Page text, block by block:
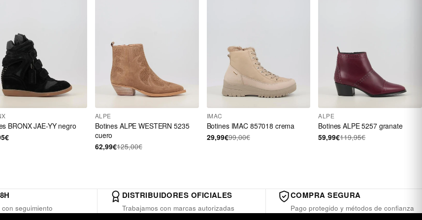
BRONX JAE-YY negro
ALPE
Botines ALPE WESTERN 5235
cuero
62,99€125,00€
IMAC
Botines IMAC 857018 crema
29,99€99,00€
ALPE
Botines ALPE 5257 granate
59,99€119,95€
seguimiento
DISTRIBUIDORES OFICIALES
Trabajamos con marcas autorizadas
COMPRA SEGURA
Pago protegido y métodos de confianza